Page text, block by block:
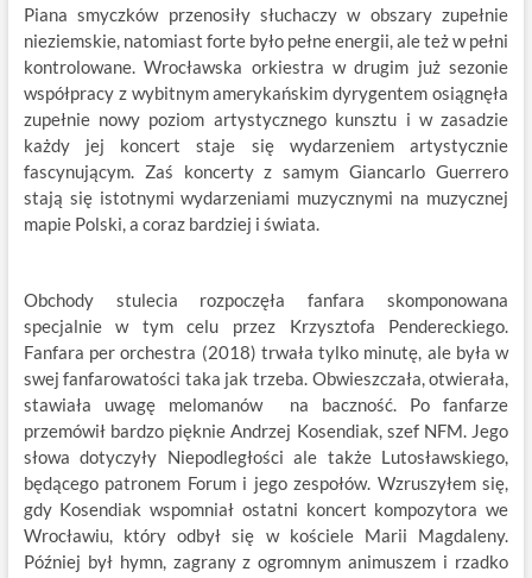
Piana smyczków przenosiły słuchaczy w obszary zupełnie
nieziemskie, natomiast forte było pełne energii, ale też w pełni
kontrolowane. Wrocławska orkiestra w drugim już sezonie
współpracy z wybitnym amerykańskim dyrygentem osiągnęła
zupełnie nowy poziom artystycznego kunsztu i w zasadzie
każdy jej koncert staje się wydarzeniem artystycznie
fascynującym. Zaś koncerty z samym Giancarlo Guerrero
stają się istotnymi wydarzeniami muzycznymi na muzycznej
mapie Polski, a coraz bardziej i świata.
Obchody stulecia rozpoczęła fanfara skomponowana
specjalnie w tym celu przez Krzysztofa Pendereckiego.
Fanfara per orchestra (2018) trwała tylko minutę, ale była w
swej fanfarowatości taka jak trzeba. Obwieszczała, otwierała,
stawiała uwagę melomanów na baczność. Po fanfarze
przemówił bardzo pięknie Andrzej Kosendiak, szef NFM. Jego
słowa dotyczyły Niepodległości ale także Lutosławskiego,
będącego patronem Forum i jego zespołów. Wzruszyłem się,
gdy Kosendiak wspomniał ostatni koncert kompozytora we
Wrocławiu, który odbył się w kościele Marii Magdaleny.
Później był hymn, zagrany z ogromnym animuszem i rzadko